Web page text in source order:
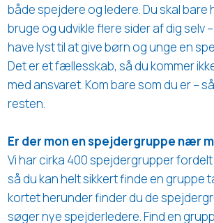
både spejdere og ledere. Du skal bare
bruge og udvikle flere sider af dig selv
have lyst til at give børn og unge en
Det er et fællesskab, så du kommer
med ansvaret. Kom bare som du er –
resten.
Er der mon en spejdergruppe nær
Vi har cirka 400 spejdergrupper
så du kan helt sikkert finde en gruppe
kortet herunder finder du de
søger nye spejderledere. Find en